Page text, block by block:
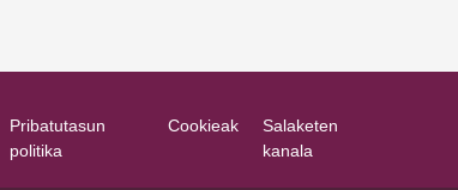
Pribatutasun
politika
Cookieak
Salaketen
kanala